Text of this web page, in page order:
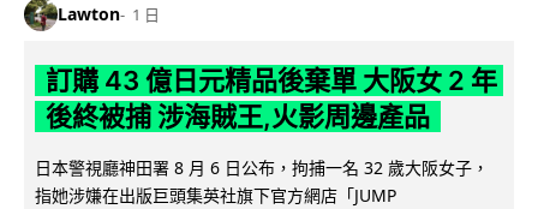
Lawton 1 日
訂購 43 億日元精品後棄單 大阪女 2 年
後終被捕 涉海賊王,火影周邊產品
日本警視廳神田署 8 月 6 日公布，拘捕一名 32 歲大阪女子，
指她涉嫌在出版巨頭集英社旗下官方網店「JUMP